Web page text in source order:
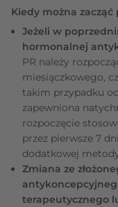
Kiedy można
Jeżeli w
hormonalnej
PR należy
miesiączkowego,
takim przypadku
zapewniona
rozpoczęcie
przez pierwsze 7
dodatkowej
Zmiana ze
terapeutycznego